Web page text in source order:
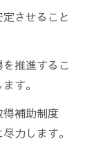
させること
推進するこ
す。
得補助制度
力します。